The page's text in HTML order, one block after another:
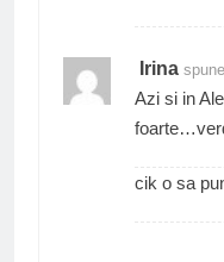
Irina
Azi si in
cik o sa